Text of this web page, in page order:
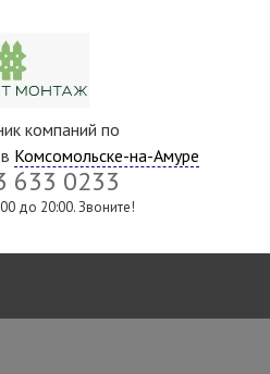
компаний по
Комсомольске-на-Амуре
633 0233
до 20:00. Звоните!